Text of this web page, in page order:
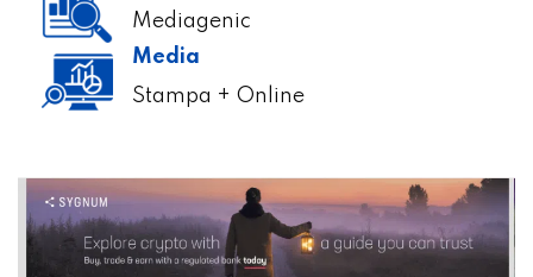
Mediagenic
Media
Stampa + Online